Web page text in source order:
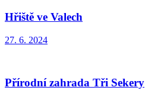
Hřiště ve Valech
27. 6. 2024
Přírodní zahrada Tři Sekery